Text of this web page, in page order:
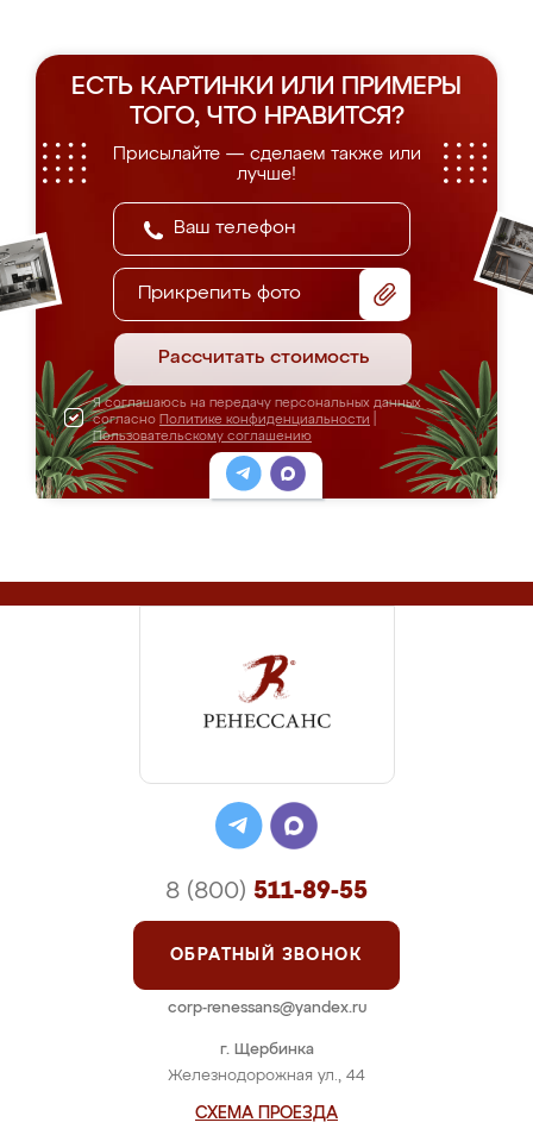
ЕСТЬ КАРТИНКИ ИЛИ ПРИМЕРЫ
ТОГО, ЧТО НРАВИТСЯ?
Присылайте — сделаем также или
лучше!
Прикрепить фото
Рассчитать стоимость
Я соглашаюсь на передачу персональных данных
согласно Политике конфиденциальности
Пользовательскому соглашению
г. Щербинка
Железнодорожная ул., 44
СХЕМА ПРОЕЗДА
8 (800) 511-89-55
ОБРАТНЫЙ ЗВОНОК
corp-renessans@yandex.ru